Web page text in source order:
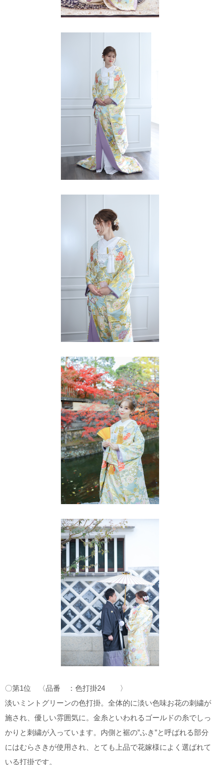
〇第1位 〈品番 ：色打掛24 〉
淡いミントグリーンの色打掛。全体的に淡い色味お花の刺繍が
施され、優しい雰囲気に。金糸といわれるゴールドの糸でしっ
かりと刺繍が入っています。内側と裾の”ふき”と呼ばれる部分
にはむらさきが使用され、とても上品で花嫁様によく選ばれて
いる打掛です。